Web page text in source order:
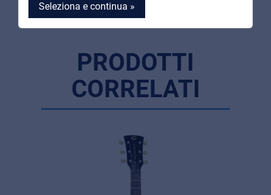
Seleziona e continua »
© 2026 Frenexport SpA
MyFrenex
PRODOTTI
CORRELATI